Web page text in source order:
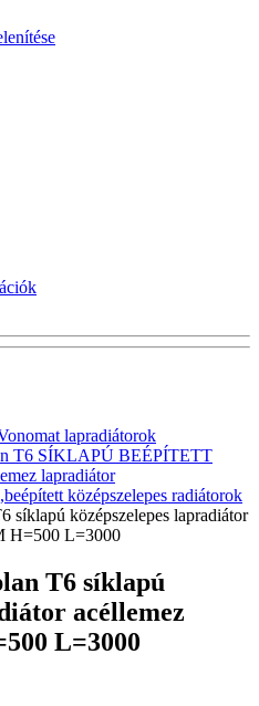
lapradiátorok
T6 SÍKLAPÚ BEÉPÍTETT
lapradiátor
középszelepes radiátorok
síklapú középszelepes lapradiátor
H=500 L=3000
T6 síklapú
acéllemez
L=3000